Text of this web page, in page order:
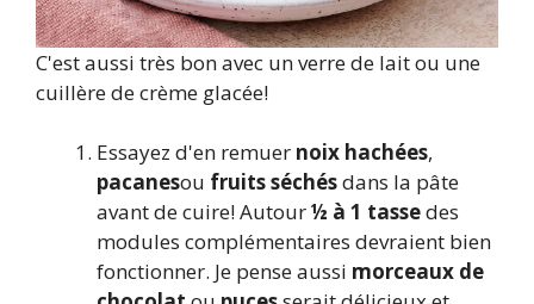
C'est aussi très bon avec un verre de lait ou une
cuillère de crème glacée!
Essayez d'en remuer noix hachées,
pacanesou fruits séchésdans la pâte
avant de cuire! Autour½ à 1 tassedes
modules complémentaires devraient bien
fonctionner. Je pense aussi morceaux de